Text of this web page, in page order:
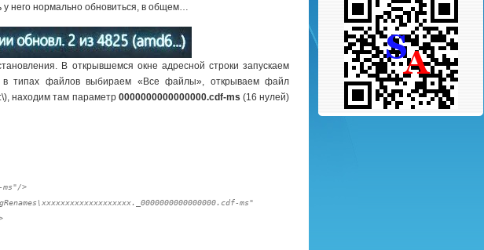
него нормально обновиться, в общем…
В открывшемся окне адресной строки запускаем
в типах файлов выбираем «Все файлы», открываем файл
находим там параметр 0000000000000000.cdf-ms (16 нулей)
ms"/>
ms"